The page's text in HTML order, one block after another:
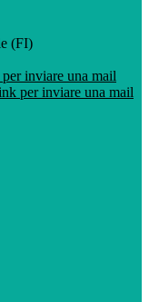
(FI)
inviare una mail
per inviare una mail